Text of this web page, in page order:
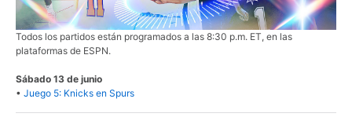
Todos los partidos están programados a las 8:30 p.m. ET, en las
plataformas de ESPN.
Sábado 13 de junio
• Juego 5: Knicks en Spurs